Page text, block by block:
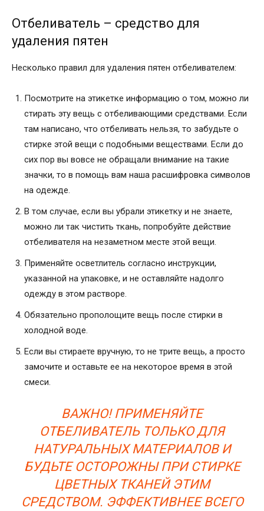
Отбеливатель – средство для
удаления пятен
Несколько правил для удаления пятен отбеливателем:
Посмотрите на этикетке информацию о том, можно ли
стирать эту вещь с отбеливающими средствами. Если
там написано, что отбеливать нельзя, то забудьте о
стирке этой вещи с подобными веществами. Если до
сих пор вы вовсе не обращали внимание на такие
значки, то в помощь вам наша расшифровка символов
на одежде.
В том случае, если вы убрали этикетку и не знаете,
можно ли так чистить ткань, попробуйте действие
отбеливателя на незаметном месте этой вещи.
Применяйте осветлитель согласно инструкции,
указанной на упаковке, и не оставляйте надолго
одежду в этом растворе.
Обязательно прополощите вещь после стирки в
холодной воде.
Если вы стираете вручную, то не трите вещь, а просто
замочите и оставьте ее на некоторое время в этой
смеси.
ВАЖНО! ПРИМЕНЯЙТЕ
ОТБЕЛИВАТЕЛЬ ТОЛЬКО ДЛЯ
НАТУРАЛЬНЫХ МАТЕРИАЛОВ И
БУДЬТЕ ОСТОРОЖНЫ ПРИ СТИРКЕ
ЦВЕТНЫХ ТКАНЕЙ ЭТИМ
СРЕДСТВОМ. ЭФФЕКТИВНЕЕ ВСЕГО